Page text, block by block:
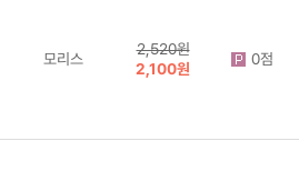
모리스
2,520원
2,100원
0점